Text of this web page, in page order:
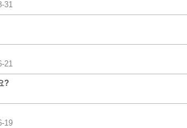
31
21
?
19